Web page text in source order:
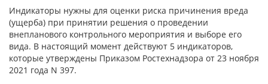
Индикаторы нужны для оценки риска причинения вреда
(ущерба) при принятии решения о проведении
внепланового контрольного мероприятия и выборе его
вида. В настоящий момент действуют 5 индикаторов,
которые утверждены Приказом Ростехнадзора от 23 ноября
2021 года N 397.